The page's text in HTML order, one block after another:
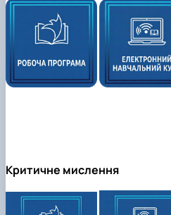
Критичне мислення